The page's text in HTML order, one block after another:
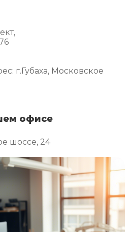
г.Губаха, Московское
офисе
шоссе, 24